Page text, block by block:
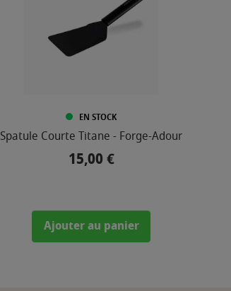
EN STOCK
Spatule Courte Titane - Forge-Adour
Prix
15,00 €
Ajouter au panier